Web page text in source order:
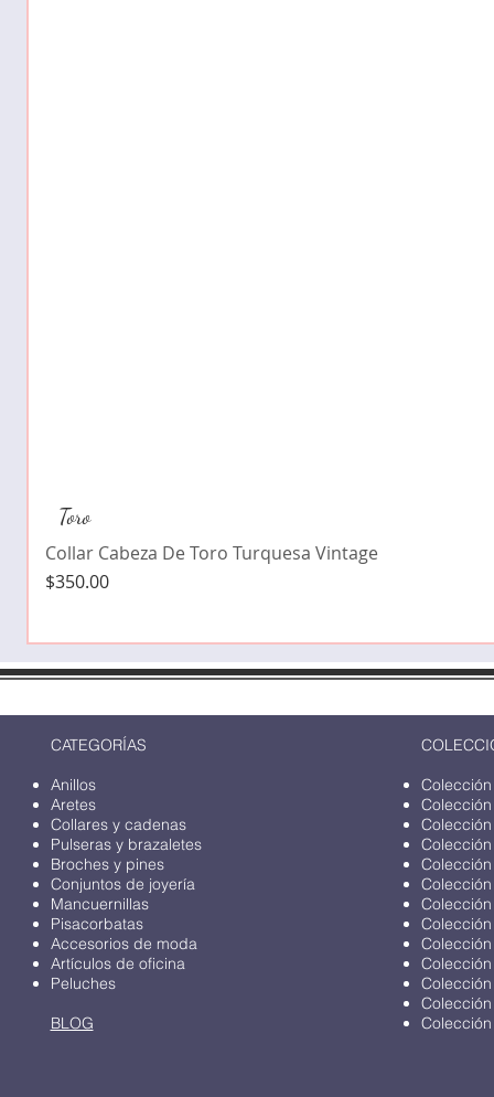
Toro
Collar Cabeza De Toro Turquesa Vintage
Precio
$350.00
CATEGORÍAS
Anillos
Aretes
Collares y cadenas
Pulseras y brazaletes
Broches y pines
Conjuntos de joyería
Mancuernillas
Pisacorbatas
Accesorios de moda
Artículos de oficina
Peluches
BLOG
Colección